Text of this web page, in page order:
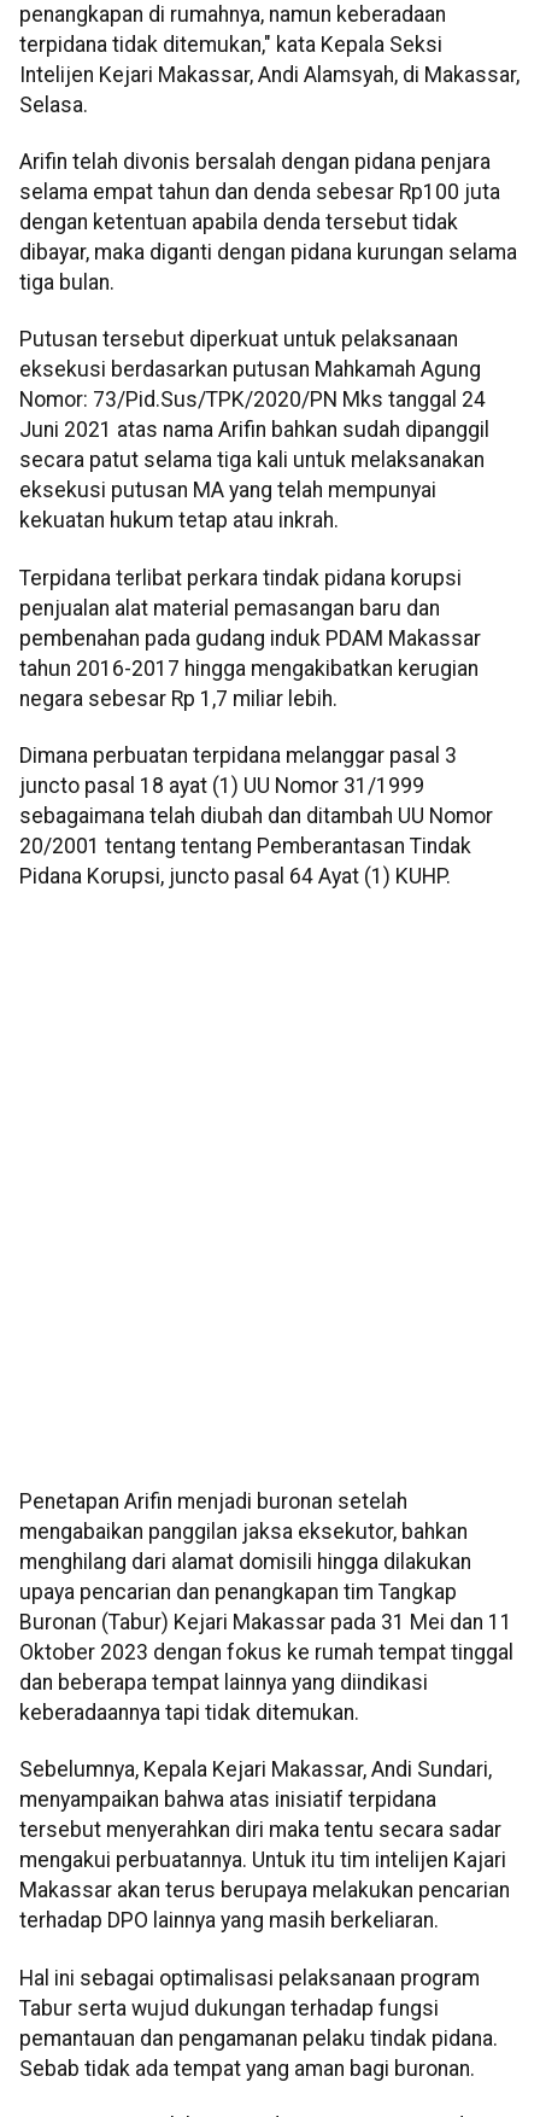
penangkapan di rumahnya, namun keberadaan
terpidana tidak ditemukan," kata Kepala Seksi
Intelijen Kejari Makassar, Andi Alamsyah, di Makassar,
Selasa.
Arifin telah divonis bersalah dengan pidana penjara
selama empat tahun dan denda sebesar Rp100 juta
dengan ketentuan apabila denda tersebut tidak
dibayar, maka diganti dengan pidana kurungan selama
tiga bulan.
Putusan tersebut diperkuat untuk pelaksanaan
eksekusi berdasarkan putusan Mahkamah Agung
Nomor: 73/Pid.Sus/TPK/2020/PN Mks tanggal 24
Juni 2021 atas nama Arifin bahkan sudah dipanggil
secara patut selama tiga kali untuk melaksanakan
eksekusi putusan MA yang telah mempunyai
kekuatan hukum tetap atau inkrah.
Terpidana terlibat perkara tindak pidana korupsi
penjualan alat material pemasangan baru dan
pembenahan pada gudang induk PDAM Makassar
tahun 2016-2017 hingga mengakibatkan kerugian
negara sebesar Rp 1,7 miliar lebih.
Dimana perbuatan terpidana melanggar pasal 3
juncto pasal 18 ayat (1) UU Nomor 31/1999
sebagaimana telah diubah dan ditambah UU Nomor
20/2001 tentang tentang Pemberantasan Tindak
Pidana Korupsi, juncto pasal 64 Ayat (1) KUHP.
Penetapan Arifin menjadi buronan setelah
mengabaikan panggilan jaksa eksekutor, bahkan
menghilang dari alamat domisili hingga dilakukan
upaya pencarian dan penangkapan tim Tangkap
Buronan (Tabur) Kejari Makassar pada 31 Mei dan 11
Oktober 2023 dengan fokus ke rumah tempat tinggal
dan beberapa tempat lainnya yang diindikasi
keberadaannya tapi tidak ditemukan.
Sebelumnya, Kepala Kejari Makassar, Andi Sundari,
menyampaikan bahwa atas inisiatif terpidana
tersebut menyerahkan diri maka tentu secara sadar
mengakui perbuatannya. Untuk itu tim intelijen Kajari
Makassar akan terus berupaya melakukan pencarian
terhadap DPO lainnya yang masih berkeliaran.
Hal ini sebagai optimalisasi pelaksanaan program
Tabur serta wujud dukungan terhadap fungsi
pemantauan dan pengamanan pelaku tindak pidana.
Sebab tidak ada tempat yang aman bagi buronan.